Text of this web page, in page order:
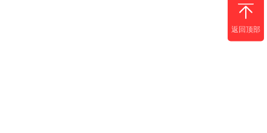
返回顶部